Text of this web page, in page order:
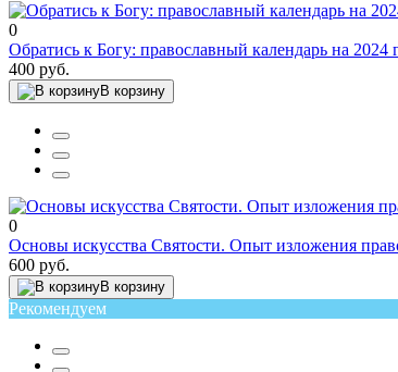
0
Обратись к Богу: православный календарь на
400 руб.
В корзину
0
Основы искусства Святости. Опыт изложения
600 руб.
В корзину
Рекомендуем